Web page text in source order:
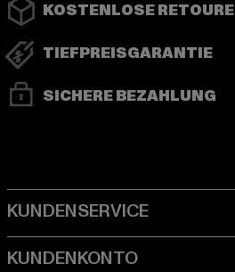
KOSTENLOSE RETOURE
TIEFPREISGARANTIE
SICHERE BEZAHLUNG